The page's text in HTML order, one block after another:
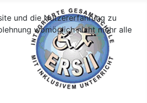
und die Nutzererfahrung zu
womöglich nicht mehr alle